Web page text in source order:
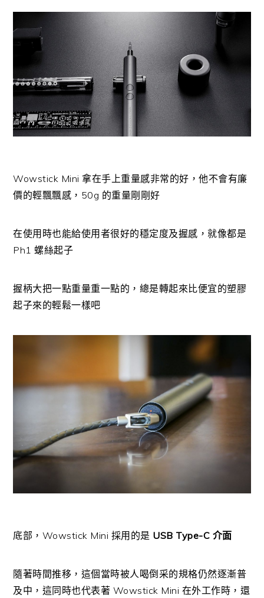
Wowstick Mini 拿在手上重量感非常的好，他不會有廉
價的輕飄飄感，50g 的重量剛剛好
在使用時也能給使用者很好的穩定度及握感，就像都是
Ph1 螺絲起子
握柄大把一點重量重一點的，總是轉起來比便宜的塑膠
起子來的輕鬆一樣吧
底部，Wowstick Mini 採用的是 USB Type-C 介面
隨著時間推移，這個當時被人喝倒采的規格仍然逐漸普
及中，這同時也代表著 Wowstick Mini 在外工作時，還